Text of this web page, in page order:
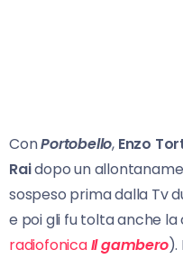
ConPortobello, Enzo
Raidopo un
sospeso prima dalla Tv
e poi gli fu tolta anche
radiofonicaIl gambero).